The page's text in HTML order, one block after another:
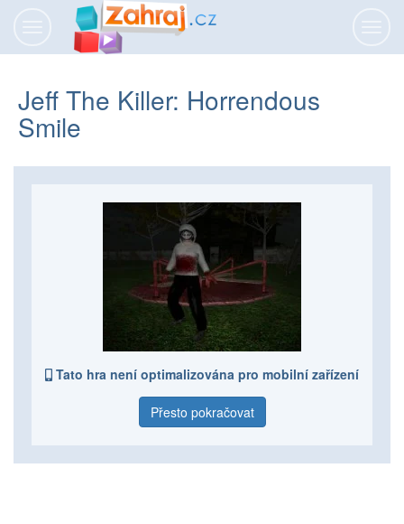
Jeff The Killer: Horrendous
Smile
Tato hra není optimalizována pro mobilní zařízení
Přesto pokračovat